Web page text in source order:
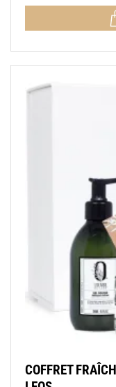
COFFRET